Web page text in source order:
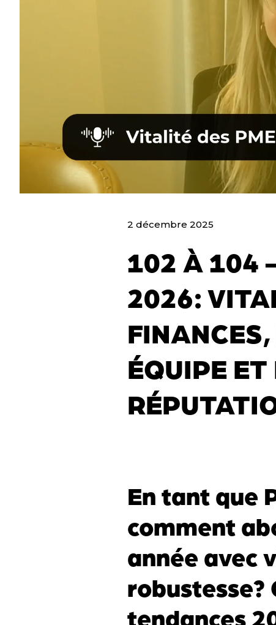
2 décembre 2025
102 À 104
2026:
ÉQUIPE
En tant que
comment
année avec
robustesse?
tendances